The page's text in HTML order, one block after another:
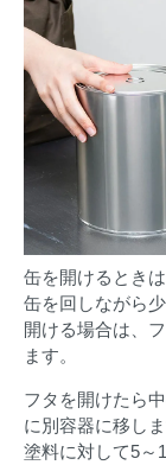
缶を開けるとき
缶を回しながら
開ける場合は、
ます。
フタを開けたら
に別容器に移し
塗料に対して5～